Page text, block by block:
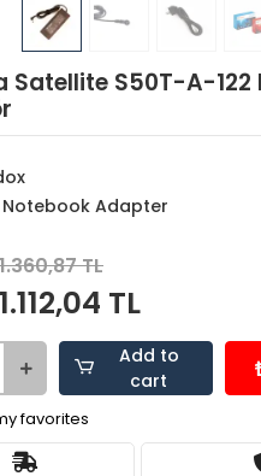
Satellite S50T-A-122
Notebook Adapter
1.360,87 TL
1.112,04 TL
Add to
cart
favorites